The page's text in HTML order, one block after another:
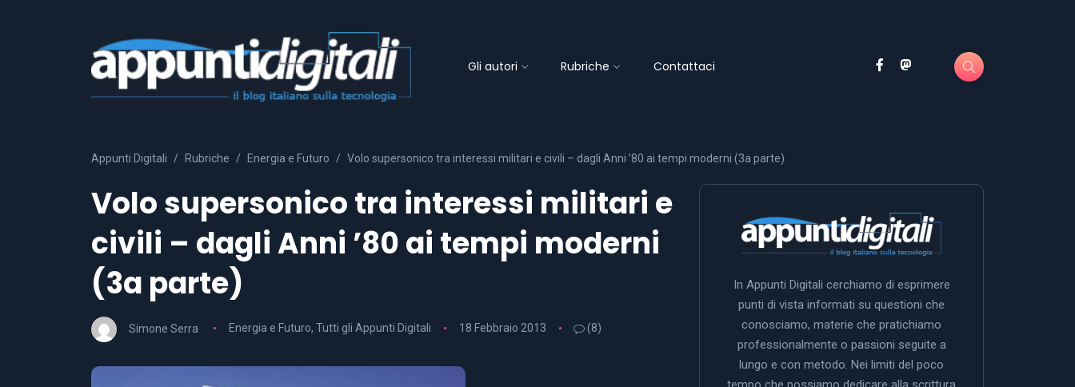
Gli autori Rubriche Contattaci
Appunti Digitali Rubriche Energia e Futuro Volo supersonico tra interessi militari e civili – dagli Anni ’80 ai tempi moderni (3a parte)
Volo supersonico tra interessi militari e
civili – dagli Anni ’80 ai tempi moderni
(3a parte)
Simone Serra Energia e Futuro, Tutti gli Appunti Digitali 18 Febbraio 2013 (8)
In Appunti Digitali cerchiamo di esprimere
punti di vista informati su questioni che
conosciamo, materie che pratichiamo
professionalmente o passioni seguite a
lungo e con metodo. Nei limiti del poco